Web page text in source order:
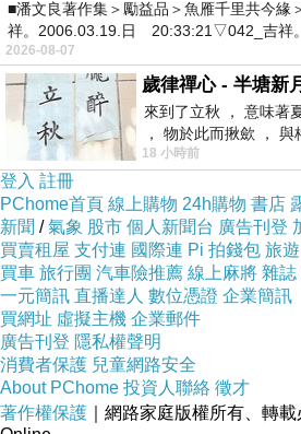
■潘文良著作集＞勵益品＞魚雁千里共今
祥。2006.03.19.日 20:33:21▽042_吉祥
2026-08-07
歲律禪心 - 半塘新
來到了立秋 ， 意味著
， 物於此而揪歛 ， 與
18 小時前
登入 註冊
PChome首頁 線上購物 24h購物 書店
新聞 /氣象 股市 個人新聞台 廣告刊登
買賣租屋 支付連 國際連 Pi 拍錢包 旅遊
買車 旅行團 汽車險推薦 線上麻將 雜誌
一元簡訊 直播達人 數位憑證 企業簡訊
買網址 虛擬主機 企業郵件
廣告刊登 隱私權聲明
消費者保護 兒童網路安全
About PChome 投資人聯絡 徵才
著作權保護 ｜網路家庭版權所有、轉載